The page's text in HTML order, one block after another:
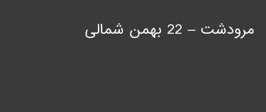
مرودشت – 22 بهمن شمالی